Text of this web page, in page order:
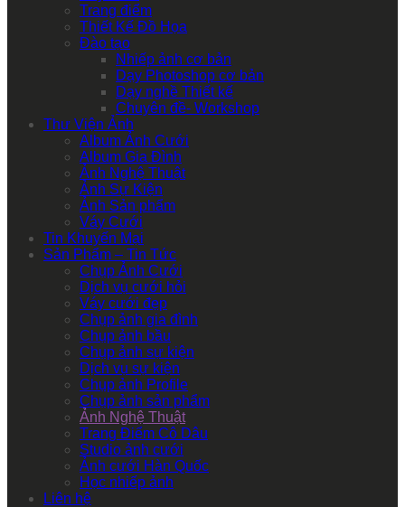
Trang điểm
Thiết Kế Đồ Họa
Đào tạo
Nhiếp ảnh cơ bản
Dạy Photoshop cơ bản
Dạy nghề Thiết kế
Chuyên đề- Workshop
Thư Viện Ảnh
Album Ảnh Cưới
Album Gia Đình
Ảnh Nghệ Thuật
Ảnh Sự Kiện
Ảnh Sản phẩm
Váy Cưới
Tin Khuyến Mại
Sản Phẩm – Tin Tức
Chụp Ảnh Cưới
Dịch vụ cưới hỏi
Váy cưới đẹp
Chụp ảnh gia đình
Chụp ảnh bầu
Chụp ảnh sự kiện
Dịch vụ sự kiện
Chụp ảnh Profile
Chụp ảnh sản phẩm
Ảnh Nghệ Thuật
Trang Điểm Cô Dâu
Studio ảnh cưới
Ảnh cưới Hàn Quốc
Học nhiếp ảnh
Liên hệ